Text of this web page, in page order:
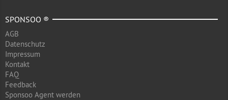
SPONSOO ®
AGB
Datenschutz
Impressum
Kontakt
FAQ
Feedback
Sponsoo Agent werden